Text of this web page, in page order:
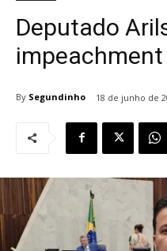
Deputado
By Segundinho 18 de junho de